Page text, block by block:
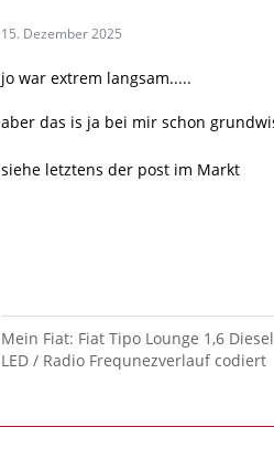
15. Dezember 2025
jo war extrem langsam.....
aber das is ja bei mir schon
siehe letztens der post im Markt
Mein Fiat: Fiat Tipo Lounge 1,6
LED / Radio Frequnezverlauf codiert